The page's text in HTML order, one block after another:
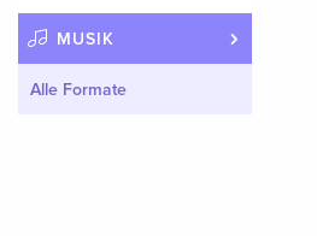
MUSIK
Alle Formate